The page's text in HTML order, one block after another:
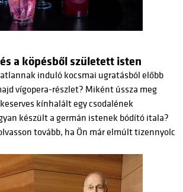
a köpésből született isten
induló kocsmai ugratásból előbb
vígopera-részlet? Miként ússza meg
kínhalált egy csodalének
készült a germán istenek bódító itala?
tovább, ha Ön már elmúlt tizennyolc